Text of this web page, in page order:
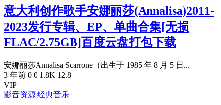
意大利创作歌手安娜丽莎(Annalisa)2011-
2023发行专辑、EP、单曲合集[无损
FLAC/2.75GB]百度云盘打包下载
安娜丽莎Annalisa Scarrone（出生于 1985 年 8 月 5 日...
3 年前 0 0 1.8K 12.8
VIP
影音资源 经典音乐